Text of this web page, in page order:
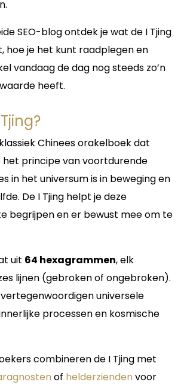
inceleyebiliriz.
sayesinde:
planlarınızı değerlendirebilir,
konusunda fikir alabilir,
fırsatları görebilirsiniz.
Yorumları ve
Rehberlik
sabit değildir; ancak enerji
mevcut durumlar geleceğe dair
verebilir. Seanslarım sırasında
hangi alanlarında gelişmeler
hangi fırsatların sizi beklediğini ve
hayatınızdaki önemli kararları
bilinçli şekilde alabilirsiniz.
ve Güvenilir
Danışmanlık
önemli şey danışanlarımla güvene
sorunlarınızı anlamaya çalışır ve
Door zich af te stemmen op uw
kan Lieve belangrijke informatie
situaties die momenteel spelen
in uw leven.
nemen contact op met Lieve voor
Liefde en relaties
Zielsverbindingen
Tweelingzielen
Familie en gezin
Werk en carrière
Toekomstige mogelijkheden
Emotionele blokkades
Spirituele groei
duidelijkheid en het vinden van
nieuwe perspectieven.
antwoorden en
raad
bij Medium Lieve draait niet alleen
Zij staat bekend om haar warme
haar empathische benadering en
om snel tot de kern van een
SEO-blog ontdek je wat de I Tjing
hoe je het kunt raadplegen en
vandaag de dag nog steeds zo’n
heeft.
Chinees orakelboek dat
het principe van voortdurende
in het universum is in beweging en
De I Tjing helpt je deze
begrijpen en er bewust mee om te
uit 64 hexagrammen, elk
lijnen (gebroken of ongebroken).
universele
processen en kosmische
combineren de I Tjing met
of helderziendenvoor